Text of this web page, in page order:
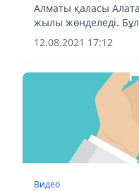
Алматы қаласы
жылы жөнделеді.
коммуникациялар
конференциясы
12.08.2021 17:12
Видео